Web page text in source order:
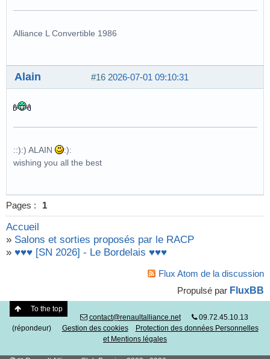
Alliance L Convertible 1986
#16 2026-07-01 09:10:31
Alain
::):) ALAIN
:):
wishing you all the best
Pages : 1
Accueil
» Salons et sorties proposés par le RACP
» ♥♥♥ [SN 2026] - Le Bordelais ♥♥♥
Flux Atom de la discussion
Propulsé par FluxBB
To the top
contact@renaultalliance.net
09.72.45.10.13
(répondeur) Gestion des cookies
Protection des données Personnelles
et Mentions légales